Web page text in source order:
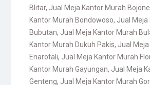
Blitar, Jual Meja Kantor Murah
Kantor Murah Bondowoso, Jual Meja
Bubutan, Jual Meja Kantor Murah
Kantor Murah Dukuh Pakis, Jual
Enarotali, Jual Meja Kantor Murah
Kantor Murah Gayungan, Jual Meja
Genteng, Jual Meja Kantor Murah